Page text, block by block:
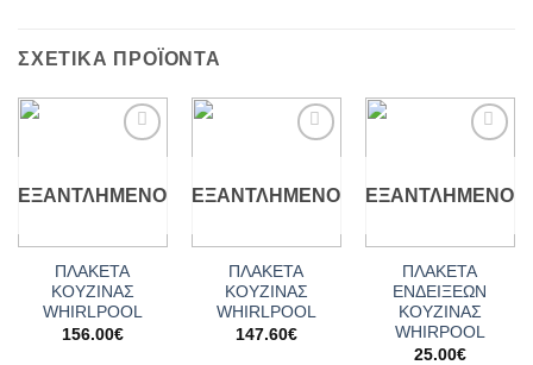
ΣΧΕΤΙΚΆ ΠΡΟΪΌΝΤΑ
ΕΞΑΝΤΛΗΜΈΝΟ
ΠΛΑΚΕΤΑ
ΚΟΥΖΙΝΑΣ
WHIRLPOOL
156.00€
ΕΞΑΝΤΛΗΜΈΝΟ
ΠΛΑΚΕΤΑ
ΚΟΥΖΙΝΑΣ
WHIRLPOOL
147.60€
ΕΞΑΝΤΛΗΜΈΝΟ
ΠΛΑΚΕΤΑ
ΕΝΔΕΙΞΕΩΝ
ΚΟΥΖΙΝΑΣ
WHIRPOOL
25.00€